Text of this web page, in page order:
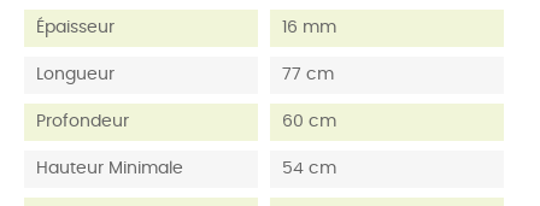
Épaisseur 16 mm
Longueur 77 cm
Profondeur 60 cm
Hauteur Minimale 54 cm